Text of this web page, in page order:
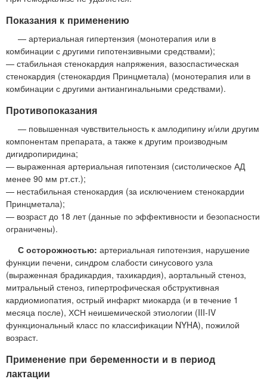
Показания к применению
— артериальная гипертензия (монотерапия или в
комбинации с другими гипотензивными средствами);
— стабильная стенокардия напряжения, вазоспастическая
стенокардия (стенокардия Принцметала) (монотерапия или в
комбинации с другими антиангинальными средствами).
Противопоказания
— повышенная чувствительность к амлодипину и/или другим
компонентам препарата, а также к другим производным
дигидропиридина;
— выраженная артериальная гипотензия (систолическое АД
менее 90 мм рт.ст.);
— нестабильная стенокардия (за исключением стенокардии
Принцметала);
— возраст до 18 лет (данные по эффективности и безопасности
ограничены).
С осторожностью: артериальная гипотензия, нарушение
функции печени, синдром слабости синусового узла
(выраженная брадикардия, тахикардия), аортальный стеноз,
митральный стеноз, гипертрофическая обструктивная
кардиомиопатия, острый инфаркт миокарда (и в течение 1
месяца после), ХСН неишемической этиологии (III-IV
функциональный класс по классификации NYHA), пожилой
возраст.
Применение при беременности и в период
лактации